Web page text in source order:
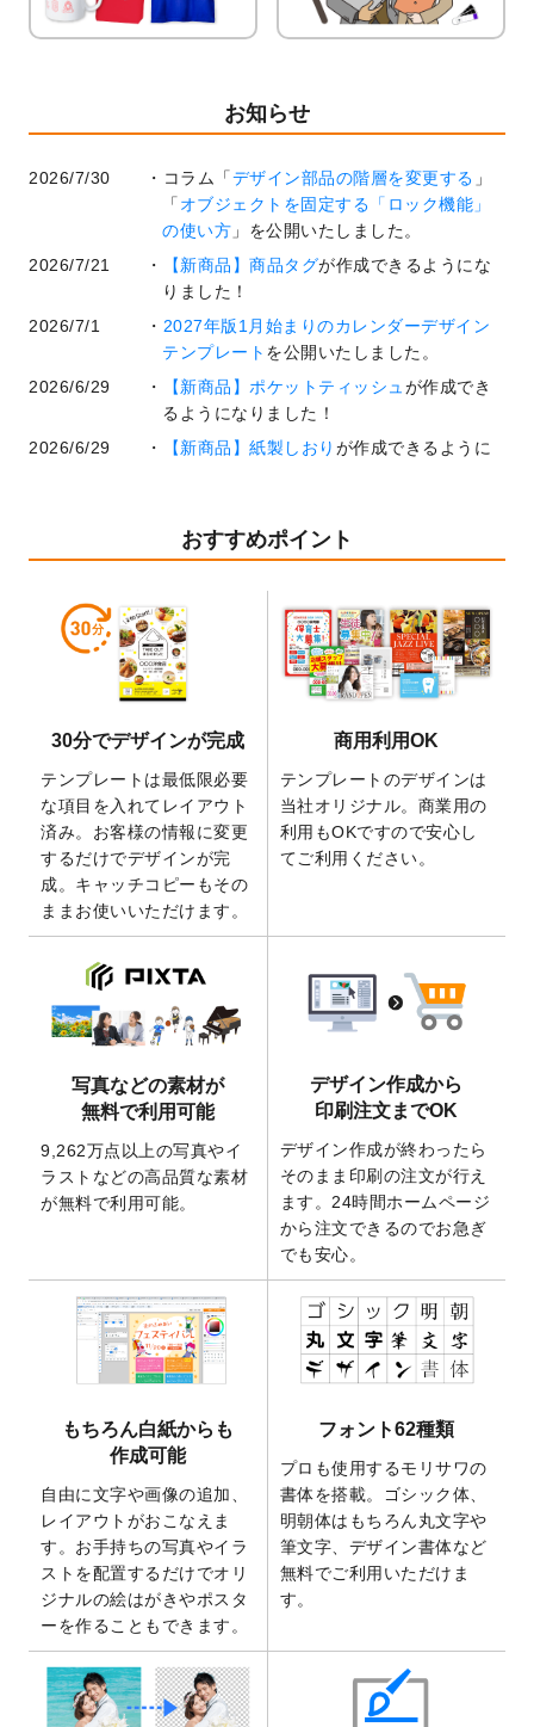
お知らせ
2026/7/30 コラム「デザイン部品の階層を変更する 」
「 オブジェクトを固定する「ロック機能」
の使い方 」を公開いたしました。
2026/7/21
【新商品】商品タグが作成できるようにな
りました！
2026/7/1
2027年版1月始まりのカレンダーデザイン
テンプレート を公開いたしました。
2026/6/29
【新商品】ポケットティッシュが作成でき
るようになりました！
2026/6/29
【新商品】紙製しおり が作成できるように
業効率を上げる便利な操作方法3選！
開いたしました。
暑中見舞いのデザインテンプレート
しました。
2026/5/28
【新商品】マグネットステッカーが作成で
きるようになりました！
の全4ステップを解説！」を公開いたしまし
た。
2026/4/23
コラム「 画像の配置・差し替え・トリミン
グ」「テンプレート間でパーツを流用する
方法」を公開いたしました。
2026/4/21
アクリルキーホルダーのデザインテンプレ
ート を追加いたしました。
りました！
2025/12/22
【新商品】アクリルキーホルダーが作成で
きるようになりました！
2025/12/22
2026年版4月始まりのカレンダーデザイン
テンプレート
を公開いたしました。
開いたしました。
2025/9/30
【新商品】クリアファイルバッグ が作成で
きるようになりました！
2026年午年の年賀状デザインテンプレート
を公開いたしました。
2025/9/10
喪中はがき・寒中見舞いのデザインテンプ
レートを公開いたしました。
2025/8/1
9,160万点以上の写真やイラスト素材が無料
2025/7/30
キャンバスプリントのデザインテンプレー
トを追加いたしました。
2025/6/30
暑中見舞いのデザインテンプレートを追加
しました。
2025/6/27
キャンバスプリントのデザインテンプレー
トを追加いたしました。
2025/6/24
2026年版1月始まりのカレンダーデザイン
テンプレートを公開いたしました。
2025/6/9
「背景削除機能
」を実装しました。
2025/4/3
DMのデザインテンプレートを追加しまし
おすすめポイント
30分でデザインが完成
テンプレートは最低限必要
な項目を入れてレイアウト
済み。お客様の情報に変更
するだけでデザインが完
成。キャッチコピーもその
ままお使いいただけます。
商用利用OK
テンプレートのデザインは
当社オリジナル。商業用の
利用もOKですので安心し
てご利用ください。
写真などの素材が
無料で利用可能
9,262万点以上の写真やイ
ラストなどの高品質な素材
が無料で利用可能。
デザイン作成から
印刷注文までOK
デザイン作成が終わったら
そのまま印刷の注文が行え
ます。24時間ホームページ
から注文できるのでお急ぎ
でも安心。
もちろん白紙からも
作成可能
自由に文字や画像の追加、
レイアウトがおこなえま
す。お手持ちの写真やイラ
ストを配置するだけでオリ
ジナルの絵はがきやポスタ
ーを作ることもできます。
フォント62種類
プロも使用するモリサワの
書体を搭載。ゴシック体、
明朝体はもちろん丸文字や
筆文字、デザイン書体など
無料でご利用いただけま
す。